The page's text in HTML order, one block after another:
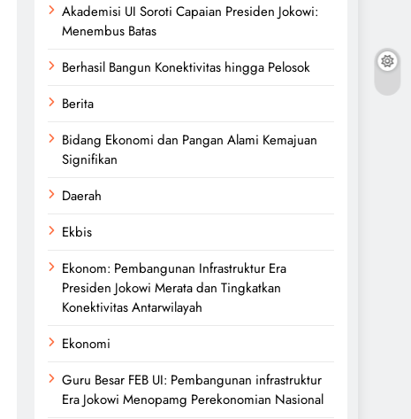
Akademisi UI Soroti Capaian Presiden Jokowi:
Menembus Batas
Berhasil Bangun Konektivitas hingga Pelosok
Berita
Bidang Ekonomi dan Pangan Alami Kemajuan
Signifikan
Daerah
Ekbis
Ekonom: Pembangunan Infrastruktur Era
Presiden Jokowi Merata dan Tingkatkan
Konektivitas Antarwilayah
Ekonomi
Guru Besar FEB UI: Pembangunan infrastruktur
Era Jokowi Menopamg Perekonomian Nasional